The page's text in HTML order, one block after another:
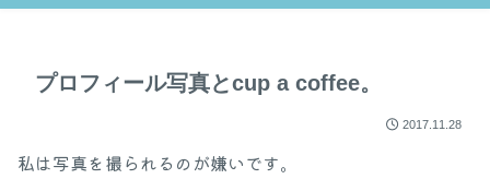
プロフィール写真とcup a coffee。
2017.11.28
私は写真を撮られるのが嫌いです。